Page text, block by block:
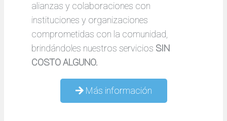
alianzas y colaboraciones con
instituciones y organizaciones
comprometidas con la comunidad,
brindándoles nuestros servicios SIN
COSTO ALGUNO.
Más información